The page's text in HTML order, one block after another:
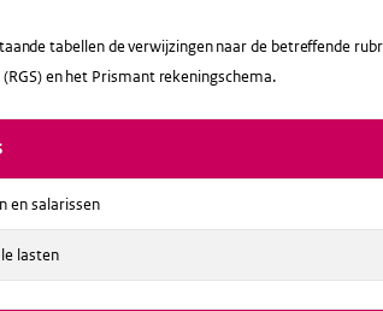
tabellen de verwijzingen naar de betreffende
en het Prismant rekeningschema.
en salarissen
lasten